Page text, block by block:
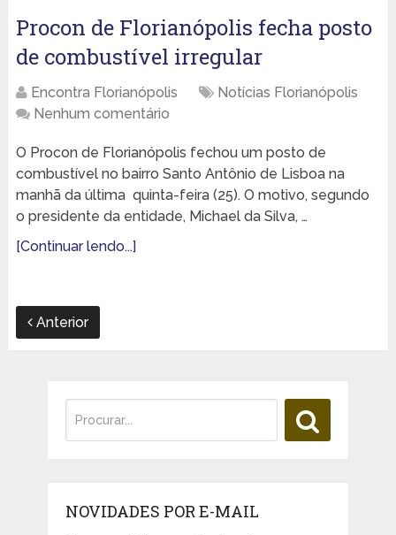
Procon de Florianópolis fecha posto
de combustível irregular
Encontra Florianópolis
Notícias Florianópolis
Nenhum comentário
O Procon de Florianópolis fechou um posto de
combustível no bairro Santo Antônio de Lisboa na
manhã da última quinta-feira (25). O motivo, segundo
o presidente da entidade, Michael da Silva, …
[Continuar lendo...]
Anterior
NOVIDADES POR E-MAIL